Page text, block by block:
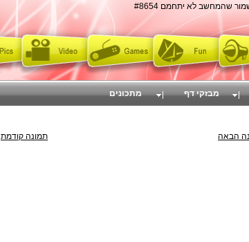
שהמחשב לא יתחמם #8654
תמונה קודמת הבאה
מבזקי דף מתכונים